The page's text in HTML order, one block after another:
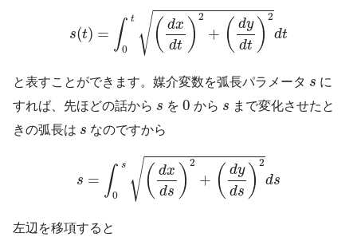
s(t) = ∫ t
0 √( dx
dt ) 2
+ ( dy
dt ) 2
dt
dxdt)2+(dydt)2dt
と表すことができます。媒介変数を弧長パラメータ s
s に
すれば、先ほどの話から s
s を 0
0 から s
s まで変化させたと
きの弧長は s
s なのですから
s = ∫ s
0 √( dx
ds ) 2
+ ( dy
ds ) 2
ds
dxds)2+(dyds)2ds
左辺を移項すると